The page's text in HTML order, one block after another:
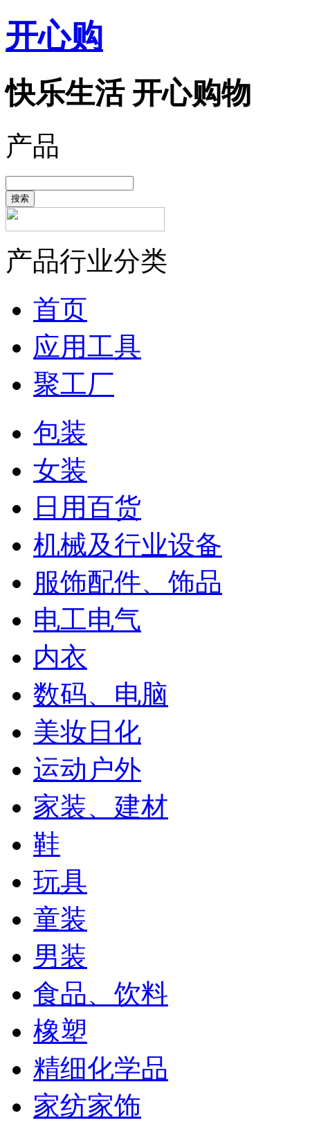
开心购
快乐生活 开心购物
产品
搜索
产品行业分类
首页
应用工具
聚工厂
包装
女装
日用百货
机械及行业设备
服饰配件、饰品
电工电气
内衣
数码、电脑
美妆日化
运动户外
家装、建材
鞋
玩具
童装
男装
食品、饮料
橡塑
精细化学品
家纺家饰